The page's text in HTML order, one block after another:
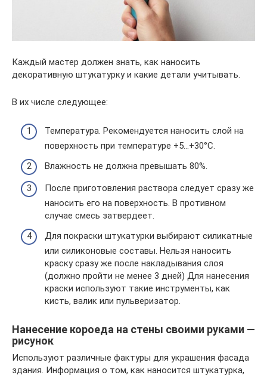
Каждый мастер должен знать, как наносить
декоративную штукатурку и какие детали учитывать.
В их числе следующее:
Температура. Рекомендуется наносить слой на
поверхность при температуре +5…+30°С.
Влажность не должна превышать 80%.
После приготовления раствора следует сразу же
наносить его на поверхность. В противном
случае смесь затвердеет.
Для покраски штукатурки выбирают силикатные
или силиконовые составы. Нельзя наносить
краску сразу же после накладывания слоя
(должно пройти не менее 3 дней) Для нанесения
краски используют такие инструменты, как
кисть, валик или пульверизатор.
Нанесение короеда на стены своими руками —
рисунок
Используют различные фактуры для украшения фасада
здания. Информация о том, как наносится штукатурка,